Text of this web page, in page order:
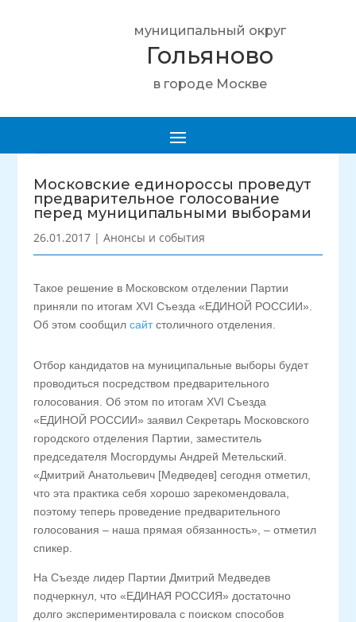
муниципальный округ
Гольяново
в городе Москве
Московские единороссы проведут
предварительное голосование
перед муниципальными выборами
26.01.2017 |Анонсы и события
Такое решение в Московском отделении Партии
приняли по итогам XVI Съезда «ЕДИНОЙ РОССИИ».
Об этом сообщилсайтстоличного отделения.
Отбор кандидатов на муниципальные выборы будет
проводиться посредством предварительного
голосования. Об этом по итогам XVI Съезда
«ЕДИНОЙ РОССИИ» заявил Секретарь Московского
городского отделения Партии, заместитель
председателя Мосгордумы Андрей Метельский.
«Дмитрий Анатольевич [Медведев] сегодня отметил,
что эта практика себя хорошо зарекомендовала,
поэтому теперь проведение предварительного
голосования – наша прямая обязанность», – отметил
спикер.
На Съезде лидер Партии Дмитрий Медведев
подчеркнул, что «ЕДИНАЯ РОССИЯ» достаточно
долго экспериментировала с поиском способов